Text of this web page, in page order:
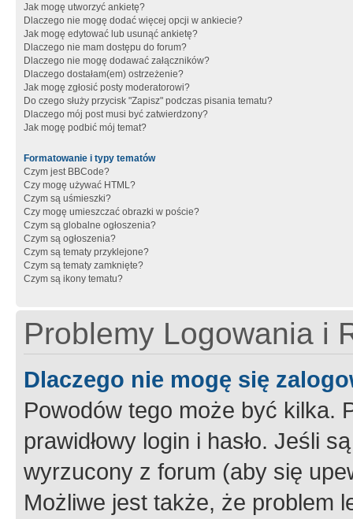
Jak mogę utworzyć ankietę?
Dlaczego nie mogę dodać więcej opcji w ankiecie?
Jak mogę edytować lub usunąć ankietę?
Dlaczego nie mam dostępu do forum?
Dlaczego nie mogę dodawać załączników?
Dlaczego dostałam(em) ostrzeżenie?
Jak mogę zgłosić posty moderatorowi?
Do czego służy przycisk "Zapisz" podczas pisania tematu?
Dlaczego mój post musi być zatwierdzony?
Jak mogę podbić mój temat?
Formatowanie i typy tematów
Czym jest BBCode?
Czy mogę używać HTML?
Czym są uśmieszki?
Czy mogę umieszczać obrazki w poście?
Czym są globalne ogłoszenia?
Czym są ogłoszenia?
Czym są tematy przyklejone?
Czym są tematy zamknięte?
Czym są ikony tematu?
Problemy Logowania i
Dlaczego nie mogę się
Powodów tego może być kilka.
prawidłowy login i hasło. Jeśli
wyrzucony z forum (aby się
Możliwe jest także, że problem